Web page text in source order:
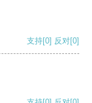
支持[0] 反对[0]